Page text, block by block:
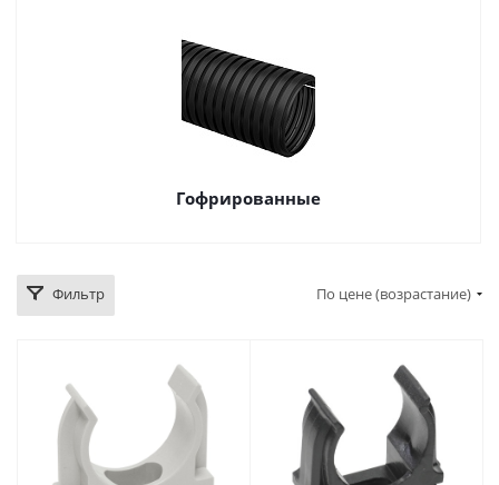
Гофрированные
Фильтр По цене (возрастание)